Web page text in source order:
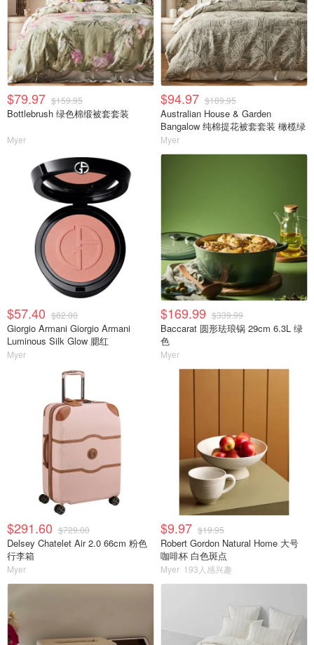
$79.97 $159.95
Bottlebrush 绿色棉缎被套套装
Myer
$94.97 $189.95
Australian House & Garden
Bangalow 纯棉提花被套套装 橄榄绿
Myer
$57.40 $82.00
Giorgio Armani Giorgio Armani
Luminous Silk Glow 腮红
Myer
$169.99 $339.99
Baccarat 圆形珐琅锅 29cm 6.3L 绿
色
Myer
$291.60 $729.00
Delsey Chatelet Air 2.0 66cm 粉色
行李箱
Myer
$9.97 $19.95
Robert Gordon Natural Home 大号
咖啡杯 白色斑点
Myer 193人感兴趣